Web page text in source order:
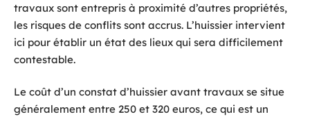
travaux sont entrepris à proximité d’autres propriétés,
les risques de conflits sont accrus. L’huissier intervient
ici pour établir un état des lieux qui sera difficilement
contestable.
Le coût d’un constat d’huissier avant travaux se situe
généralement entre 250 et 320 euros, ce qui est un